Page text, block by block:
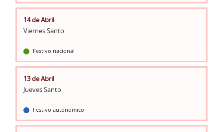
14 de Abril
Viernes Santo
Festivo nacional
13 de Abril
Jueves Santo
Festivo autonomico